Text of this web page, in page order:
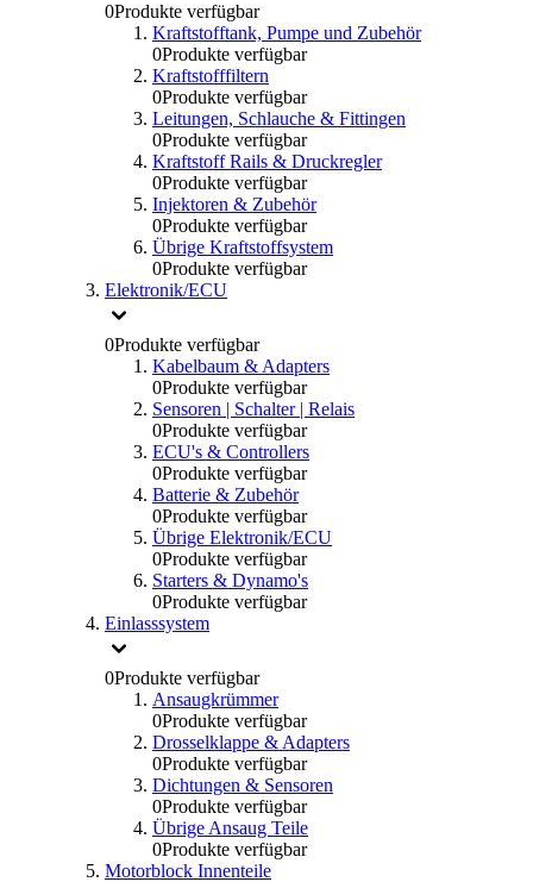
0Produkte verfügbar
Kraftstofftank, Pumpe und Zubehör
0Produkte verfügbar
Kraftstofffiltern
0Produkte verfügbar
Leitungen, Schlauche & Fittingen
0Produkte verfügbar
Kraftstoff Rails & Druckregler
0Produkte verfügbar
Injektoren & Zubehör
0Produkte verfügbar
Übrige Kraftstoffsystem
0Produkte verfügbar
Elektronik/ECU
0Produkte verfügbar
Kabelbaum & Adapters
0Produkte verfügbar
Sensoren | Schalter | Relais
0Produkte verfügbar
ECU's & Controllers
0Produkte verfügbar
Batterie & Zubehör
0Produkte verfügbar
Übrige Elektronik/ECU
0Produkte verfügbar
Starters & Dynamo's
0Produkte verfügbar
Einlasssystem
0Produkte verfügbar
Ansaugkrümmer
0Produkte verfügbar
Drosselklappe & Adapters
0Produkte verfügbar
Dichtungen & Sensoren
0Produkte verfügbar
Übrige Ansaug Teile
0Produkte verfügbar
Motorblock Innenteile